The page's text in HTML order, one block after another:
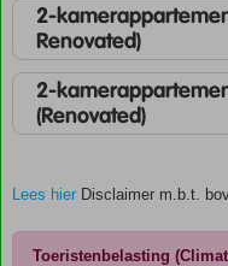
2-
Renovated)
2-
(Renovated)
Lees hier Disclaimer m.b.t.
Toeristenbelasting